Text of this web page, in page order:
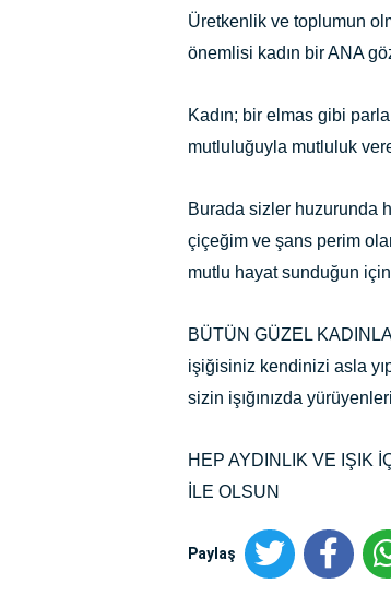
Üretkenlik ve toplumun
önemlisi kadın bir ANA
Kadın; bir elmas gibi
mutluluğuyla mutluluk
Burada sizler huzurunda
çiçeğim ve şans perim
mutlu hayat sunduğun
BÜTÜN GÜZEL
işiğisiniz kendinizi asla
sizin işığınızda
HEP AYDINLIK VE IŞIK
İLE OLSUN
Paylaş